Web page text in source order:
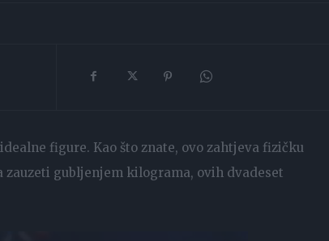
figure. Kao što znate, ovo zahtjeva fizičku
gubljenjem kilograma, ovih dvadeset